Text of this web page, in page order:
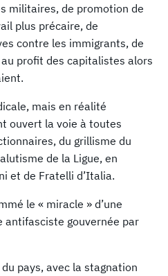
militaires, de promotion de
plus précaire, de
contre les immigrants, de
profit des capitalistes alors
mais en réalité
ouvert la voie à toutes
du grillisme du
de la Ligue, en
et de Fratelli d’Italia.
le « miracle » d’une
antifasciste gouvernée par
pays, avec la stagnation